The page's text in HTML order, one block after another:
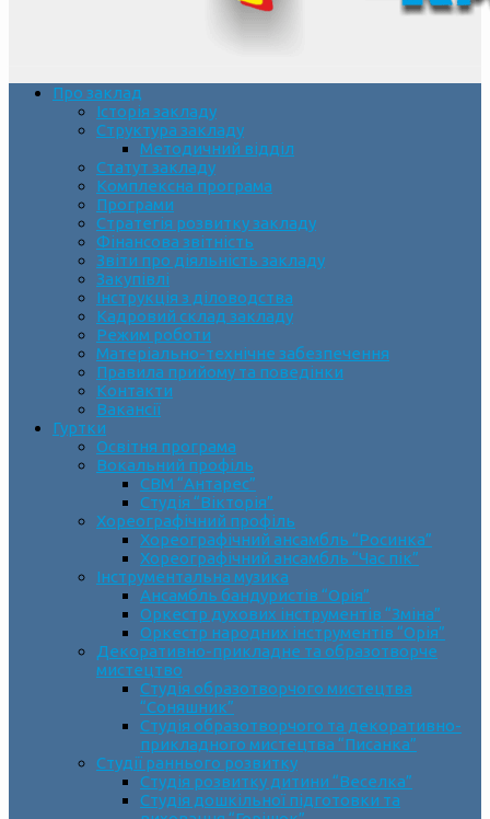
Про заклад
Історія закладу
Структура закладу
Методичний відділ
Статут закладу
Комплексна програма
Програми
Стратегія розвитку закладу
Фінансова звітність
Звіти про діяльність закладу
Закупівлі
Інструкція з діловодства
Кадровий склад закладу
Режим роботи
Матеріально-технічне забезпечення
Правила прийому та поведінки
Контакти
Вакансії
Гуртки
Освітня програма
Вокальний профіль
СВМ “Антарес”
Студія “Вікторія”
Хореографічний профіль
Хореографічний ансамбль “Росинка”
Хореографічний ансамбль “Час пік”
Інструментальна музика
Ансамбль бандуристів “Орія”
Оркестр духових інструментів “Зміна”
Оркестр народних інструментів “Орія”
Декоративно-прикладне та образотворче
мистецтво
Cтудія образотворчого мистецтва
“Соняшник”
Студія образотворчого та декоративно-
прикладного мистецтва “Писанка”
Студії раннього розвитку
Студія розвитку дитини “Веселка”
Студія дошкільної підготовки та